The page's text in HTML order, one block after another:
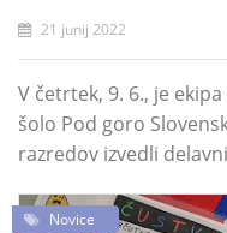
21 junij 2022
V četrtek, 9. 6., je
šolo Pod goro
razredov izvedli
Novice